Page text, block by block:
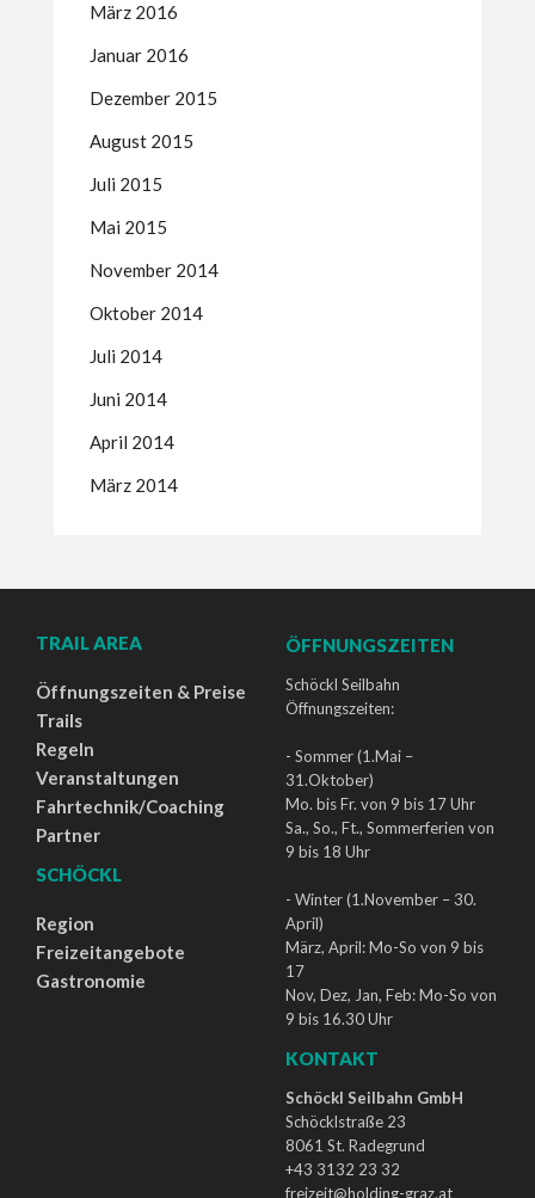
März 2016
Januar 2016
Dezember 2015
August 2015
Juli 2015
Mai 2015
November 2014
Oktober 2014
Juli 2014
Juni 2014
April 2014
März 2014
TRAIL AREA
Öffnungszeiten & Preise
Trails
Regeln
Veranstaltungen
Fahrtechnik/Coaching
Partner
SCHÖCKL
Region
Freizeitangebote
Gastronomie
ÖFFNUNGSZEITEN
Schöckl Seilbahn
Öffnungszeiten:
- Sommer (1.Mai –
31.Oktober)
Mo. bis Fr. von 9 bis 17 Uhr
Sa., So., Ft., Sommerferien von
9 bis 18 Uhr
- Winter (1.November – 30.
April)
März, April: Mo-So von 9 bis
17
Nov, Dez, Jan, Feb: Mo-So von
9 bis 16.30 Uhr
KONTAKT
Schöckl Seilbahn GmbH
Schöcklstraße 23
8061 St. Radegrund
+43 3132 23 32
freizeit@holding-graz.at